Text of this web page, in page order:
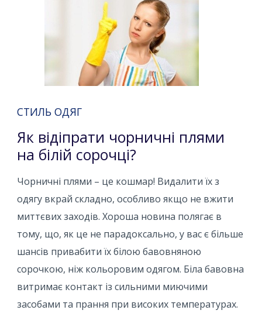
СТИЛЬ ОДЯГ
Як відіпрати чорничні плями
на білій сорочці?
Чорничні плями – це кошмар! Видалити їх з
одягу вкрай складно, особливо якщо не вжити
миттєвих заходів. Хороша новина полягає в
тому, що, як це не парадоксально, у вас є більше
шансів привабити їх білою бавовняною
сорочкою, ніж кольоровим одягом. Біла бавовна
витримає контакт із сильними миючими
засобами та прання при високих температурах.